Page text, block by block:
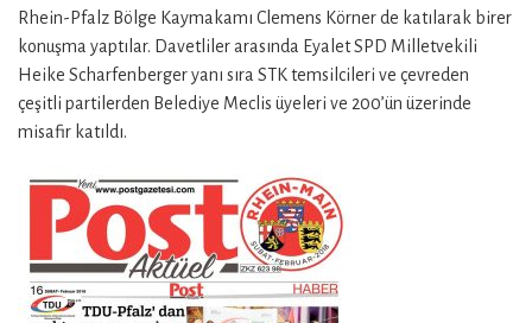
Rhein-Pfalz Bölge Kaymakamı Clemens Körner de katılarak birer
konuşma yaptılar. Davetliler arasında Eyalet SPD Milletvekili
Heike Scharfenberger yanı sıra STK temsilcileri ve çevreden
çeşitli partilerden Belediye Meclis üyeleri ve 200’ün üzerinde
misafir katıldı.